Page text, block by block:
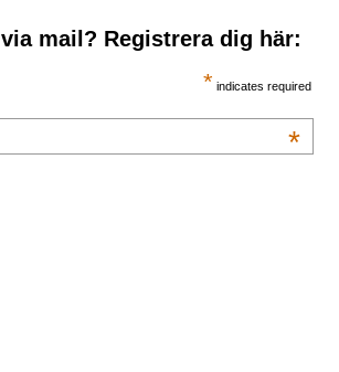
mail? Registrera dig här:
* indicates required
*